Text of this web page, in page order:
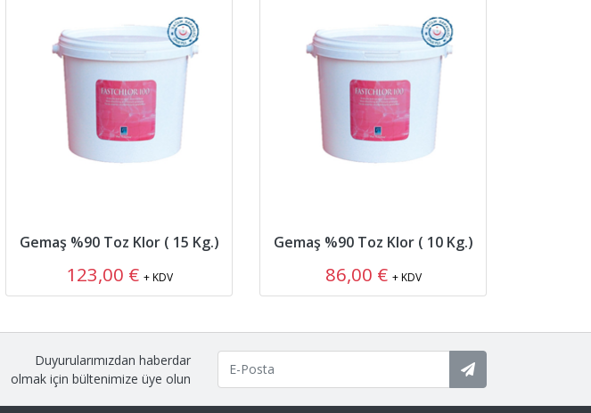
Gemaş %90 Toz Klor ( 15 Kg.)
123,00 € + KDV
Gemaş %90 Toz Klor ( 10 Kg.)
86,00 € + KDV
Duyurularımızdan haberdar
olmak için bültenimize üye olun